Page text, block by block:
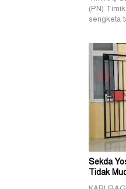
(PN)
sengketa
Sekda
Tidak